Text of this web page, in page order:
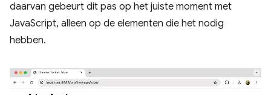
daarvan gebeurt dit pas op het juiste moment met
JavaScript, alleen op de elementen die het nodig
hebben.